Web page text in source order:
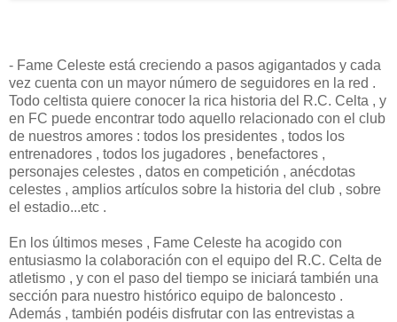
- Fame Celeste está creciendo a pasos agigantados y cada
vez cuenta con un mayor número de seguidores en la red .
Todo celtista quiere conocer la rica historia del R.C. Celta , y
en FC puede encontrar todo aquello relacionado con el club
de nuestros amores : todos los presidentes , todos los
entrenadores , todos los jugadores , benefactores ,
personajes celestes , datos en competición , anécdotas
celestes , amplios artículos sobre la historia del club , sobre
el estadio...etc .
En los últimos meses , Fame Celeste ha acogido con
entusiasmo la colaboración con el equipo del R.C. Celta de
atletismo , y con el paso del tiempo se iniciará también una
sección para nuestro histórico equipo de baloncesto .
Además , también podéis disfrutar con las entrevistas a